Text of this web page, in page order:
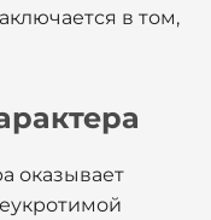
в том,
оказывает